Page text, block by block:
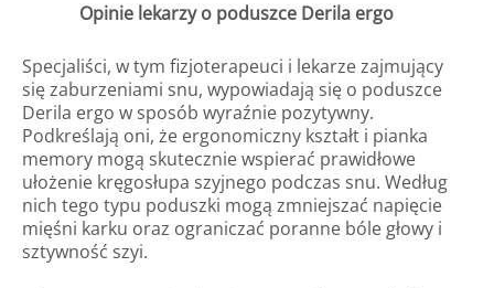
Opinie lekarzy o poduszce Derila ergo
Specjaliści, w tym fizjoterapeuci i lekarze zajmujący
się zaburzeniami snu, wypowiadają się o poduszce
Derila ergo w sposób wyraźnie pozytywny.
Podkreślają oni, że ergonomiczny kształt i pianka
memory mogą skutecznie wspierać prawidłowe
ułożenie kręgosłupa szyjnego podczas snu. Według
nich tego typu poduszki mogą zmniejszać napięcie
mięśni karku oraz ograniczać poranne bóle głowy i
sztywność szyi.